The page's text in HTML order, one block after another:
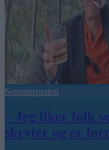
Sommerpraten
– Jeg liker folk
skryter og er